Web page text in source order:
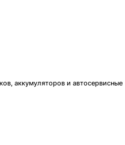
аккумуляторов и автосервисные